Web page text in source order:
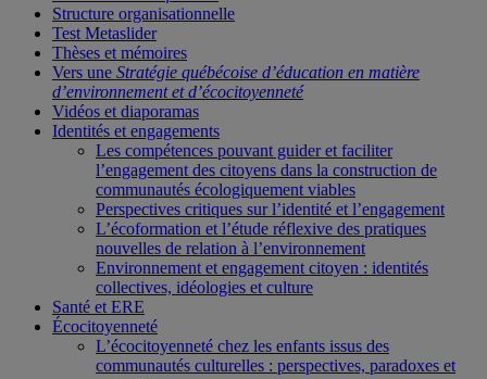
Structure organisationnelle
Test Metaslider
Thèses et mémoires
Vers une Stratégie québécoise d’éducation en matière
d’environnement et d’écocitoyenneté
Vidéos et diaporamas
Identités et engagements
Les compétences pouvant guider et faciliter
l’engagement des citoyens dans la construction de
communautés écologiquement viables
Perspectives critiques sur l’identité et l’engagement
L’écoformation et l’étude réflexive des pratiques
nouvelles de relation à l’environnement
Environnement et engagement citoyen : identités
collectives, idéologies et culture
Santé et ERE
Écocitoyenneté
L’écocitoyenneté chez les enfants issus des
communautés culturelles : perspectives, paradoxes et